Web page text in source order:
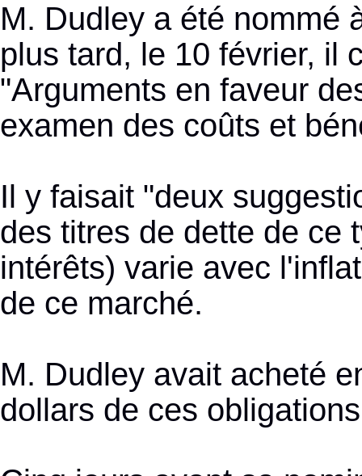
M. Dudley a été nommé
plus tard, le 10 février, il
"Arguments en faveur
examen des coûts et
Il y faisait "deux
des titres de dette de ce
intérêts) varie avec
de ce marché.
M. Dudley avait acheté
dollars de ces